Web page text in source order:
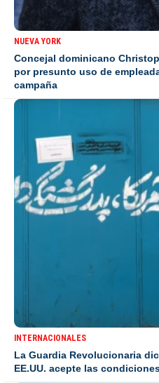
NUEVA YORK
Concejal dominicano
por presunto uso de
campaña
INTERNACIONALES
La Guardia Revolucionaria
EE.UU. acepte las